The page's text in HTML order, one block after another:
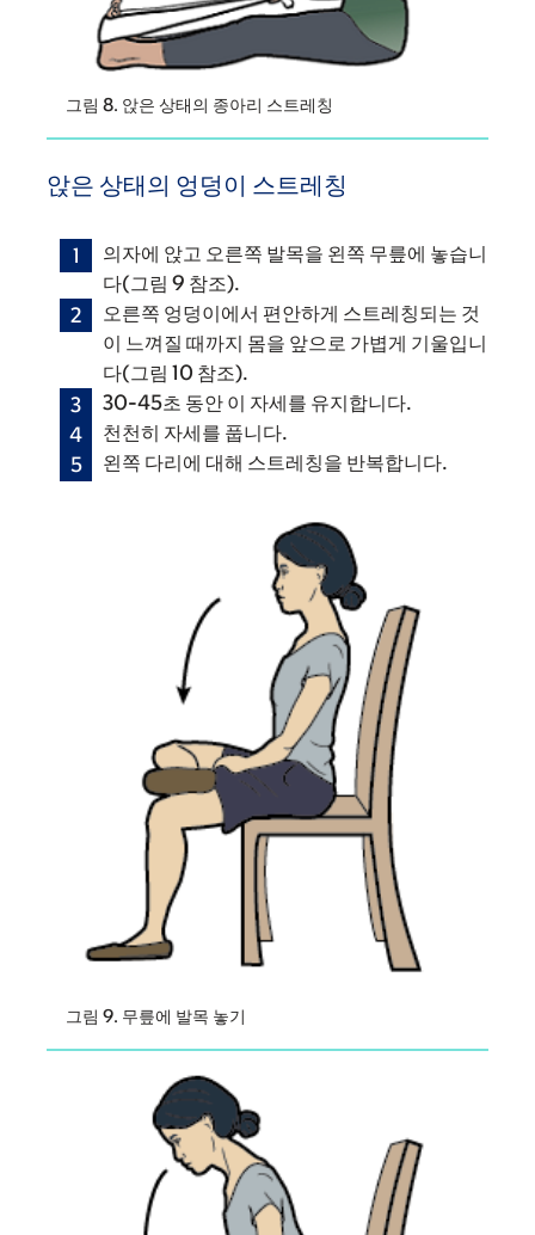
그림 8. 앉은 상태의 종아리 스트레칭
앉은 상태의 엉덩이 스트레칭
의자에 앉고 오른쪽 발목을 왼쪽 무릎에 놓습니
다(그림 9 참조).
오른쪽 엉덩이에서 편안하게 스트레칭되는 것
이 느껴질 때까지 몸을 앞으로 가볍게 기울입니
다(그림 10 참조).
30-45초 동안 이 자세를 유지합니다.
천천히 자세를 풉니다.
왼쪽 다리에 대해 스트레칭을 반복합니다.
그림 9. 무릎에 발목 놓기